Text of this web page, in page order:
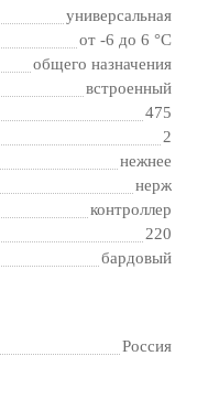
универсальная
от -6 до 6 °C
общего назначения
встроенный
475
2
нежнее
нерж
контроллер
220
бардовый
Россия